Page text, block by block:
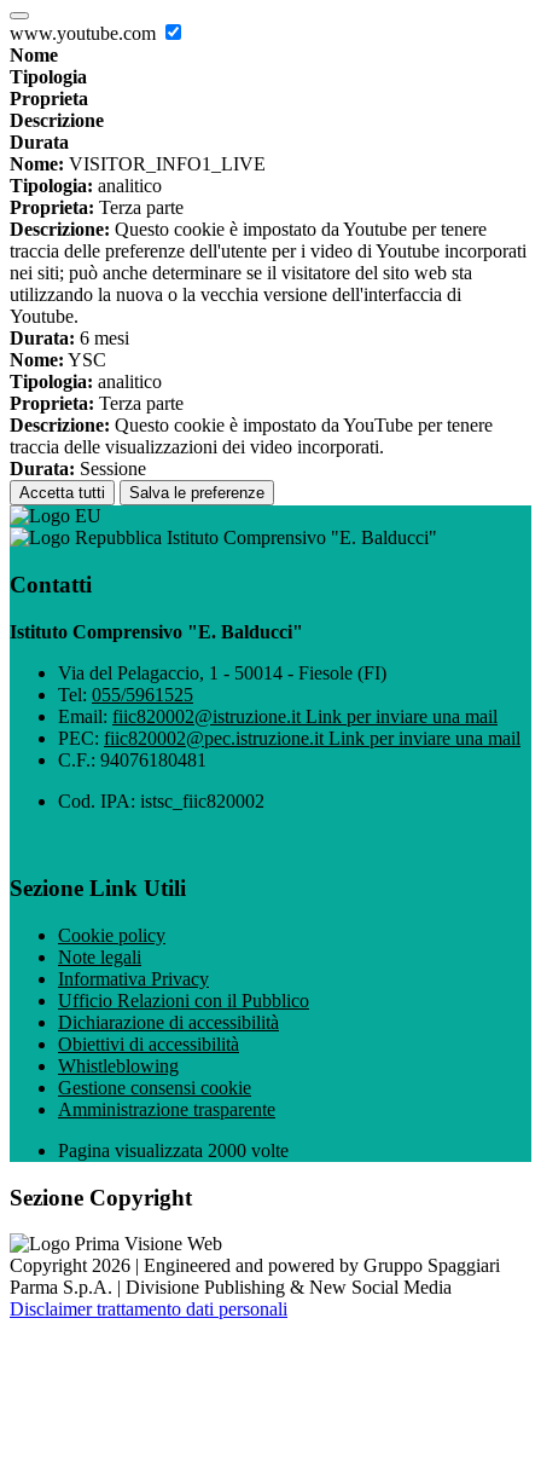
www.youtube.com
Nome
Tipologia
Proprieta
Descrizione
Durata
Nome: VISITOR_INFO1_LIVE
Tipologia: analitico
Proprieta: Terza parte
Descrizione: Questo cookie è impostato da Youtube per tenere
traccia delle preferenze dell'utente per i video di Youtube incorporati
nei siti; può anche determinare se il visitatore del sito web sta
utilizzando la nuova o la vecchia versione dell'interfaccia di
Youtube.
Durata: 6 mesi
Nome: YSC
Tipologia: analitico
Proprieta: Terza parte
Descrizione: Questo cookie è impostato da YouTube per tenere
traccia delle visualizzazioni dei video incorporati.
Durata: Sessione
Accetta tutti Salva le preferenze
Istituto Comprensivo "E. Balducci"
Contatti
Istituto Comprensivo "E. Balducci"
Via del Pelagaccio, 1 - 50014 - Fiesole (FI)
Tel: 055/5961525
Email: fiic820002@istruzione.it Link per inviare una mail
PEC: fiic820002@pec.istruzione.it Link per inviare una mail
C.F.: 94076180481
Cod. IPA: istsc_fiic820002
Sezione Link Utili
Cookie policy
Note legali
Informativa Privacy
Ufficio Relazioni con il Pubblico
Dichiarazione di accessibilità
Obiettivi di accessibilità
Whistleblowing
Gestione consensi cookie
Amministrazione trasparente
Pagina visualizzata 2000 volte
Sezione Copyright
Copyright 2026 | Engineered and powered by Gruppo Spaggiari
Parma S.p.A. | Divisione Publishing & New Social Media
Disclaimer trattamento dati personali